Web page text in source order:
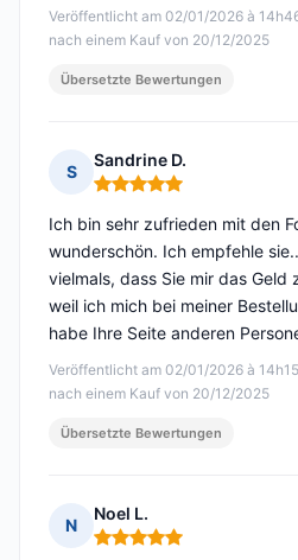
Veröffentlicht am 02/01/2026 à
nach einem Kauf von 20/12/2025
Übersetzte Bewertungen
S
Sandrine D.
Hinweis: 5 von 5
Veröffentlicht am 02/01/2026 à 14h15
nach einem Kauf von 20/12/2025
Ich bin sehr zufrieden mit den
wunderschön. Ich empfehle
vielmals, dass Sie mir das
weil ich mich bei meiner
habe Ihre Seite anderen
Übersetzte Bewertungen
N
Noel L.
Hinweis: 5 von 5